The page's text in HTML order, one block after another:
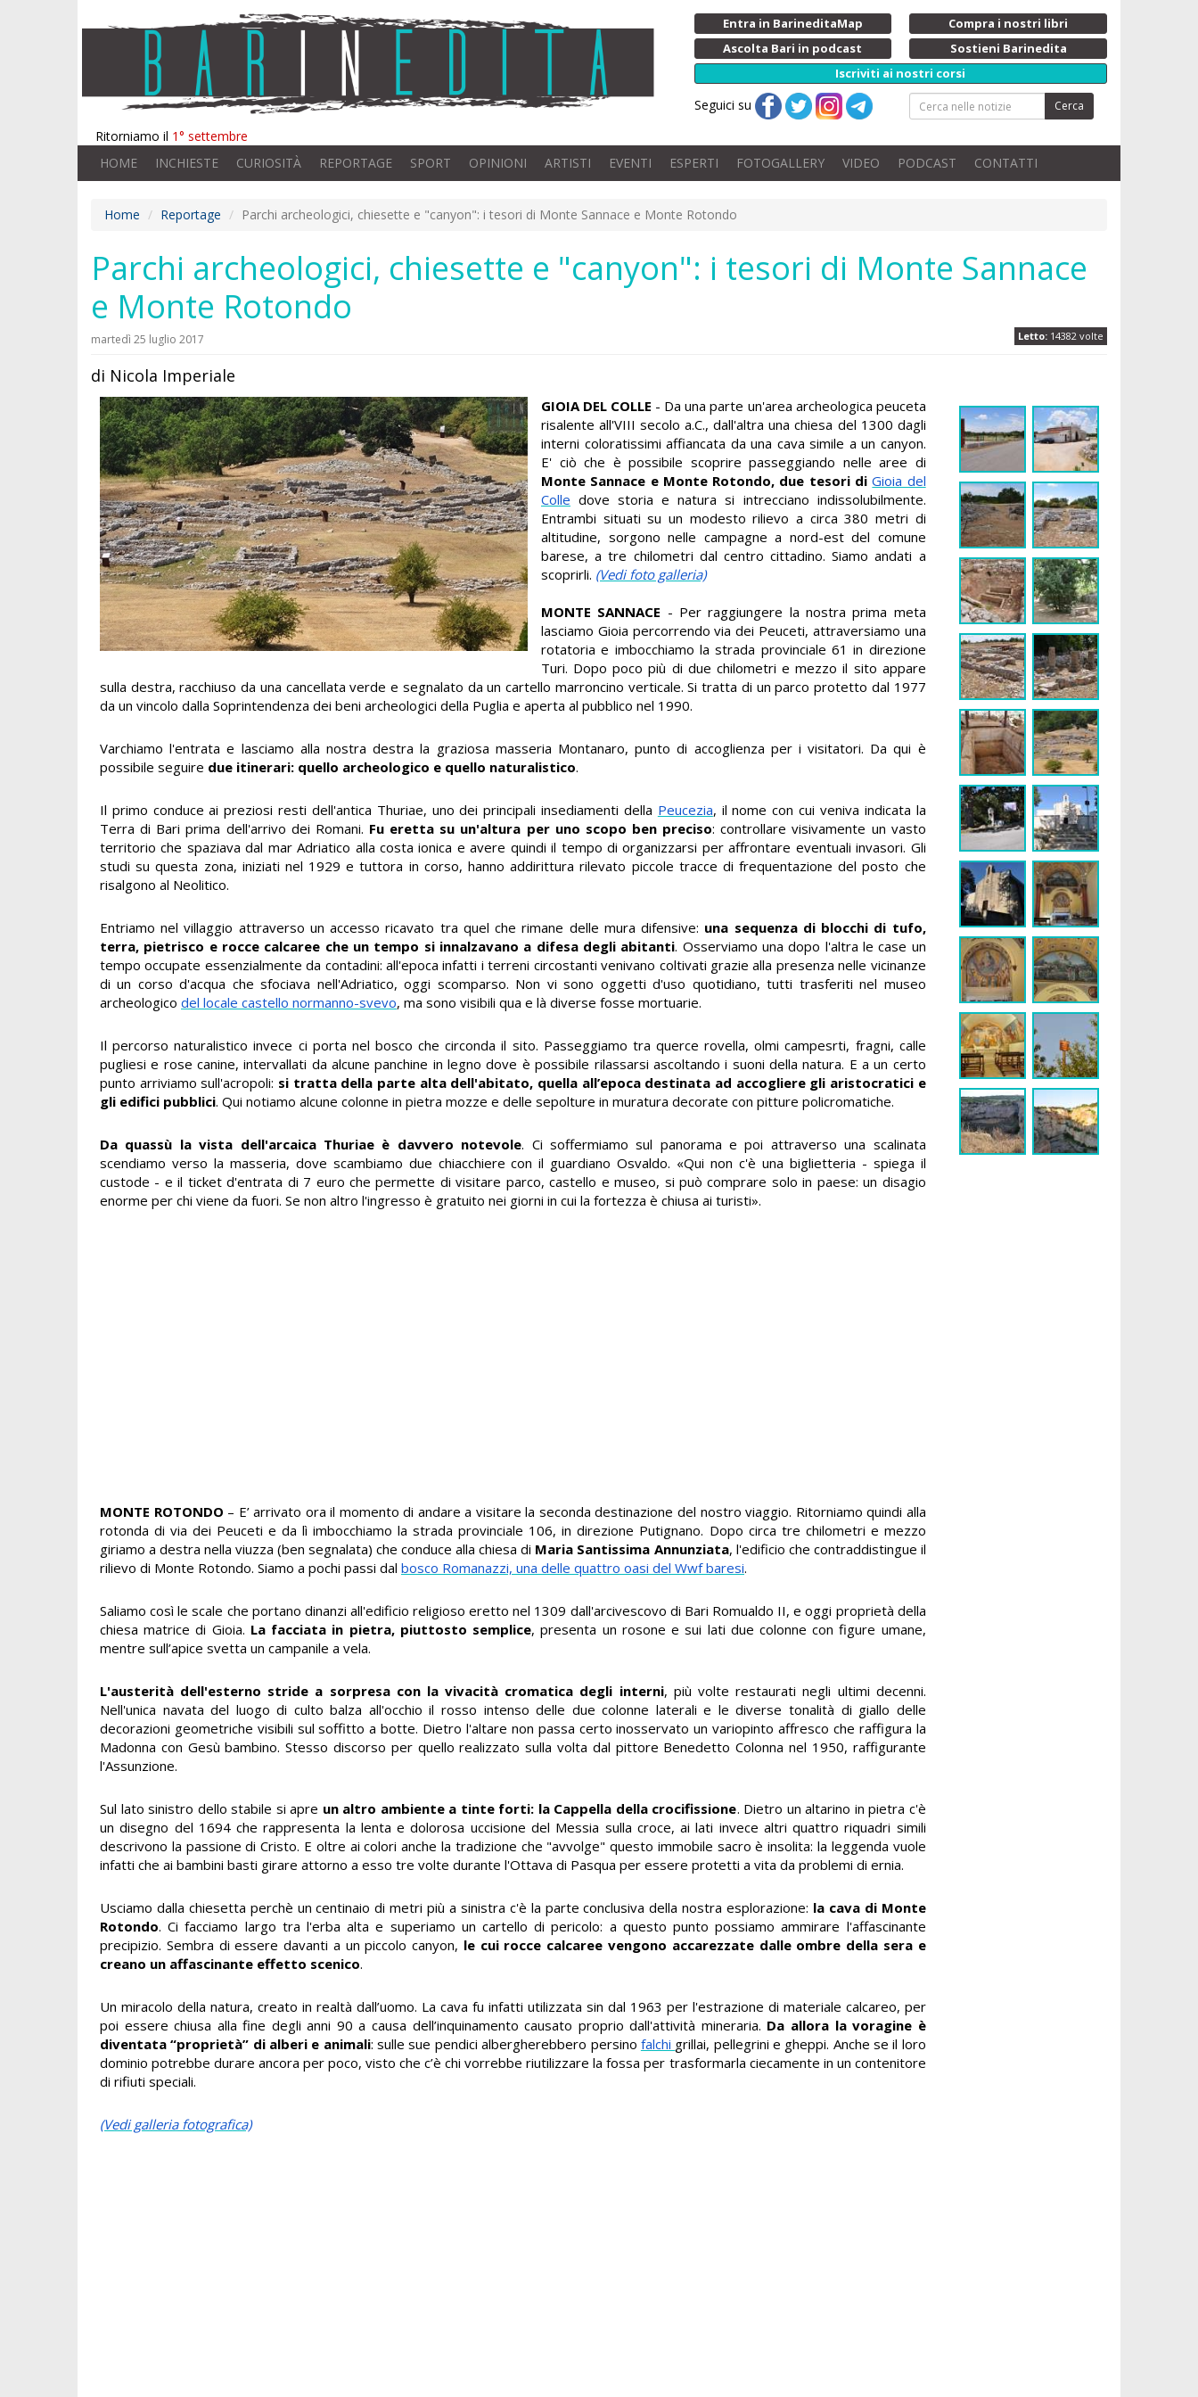
Ritorniamo il 1° settembre
Entra in BarineditaMap
Compra i nostri libri
Ascolta Bari in podcast
Sostieni Barinedita
Iscriviti ai nostri corsi
Seguici su Cerca
HOME INCHIESTE CURIOSITÀ REPORTAGE SPORT OPINIONI ARTISTI EVENTI ESPERTI FOTOGALLERY VIDEO PODCAST CONTATTI
Home Reportage Parchi archeologici, chiesette e "canyon": i tesori di Monte Sannace e Monte Rotondo
Parchi archeologici, chiesette e "canyon": i tesori di Monte Sannace
e Monte Rotondo
Letto: 14382 volte
martedì 25 luglio 2017
di Nicola Imperiale
GIOIA DEL COLLE - Da una parte un'area archeologica peuceta
risalente all'VIII secolo a.C., dall'altra una chiesa del 1300 dagli
interni coloratissimi affiancata da una cava simile a un canyon.
E' ciò che è possibile scoprire passeggiando nelle aree di
Monte Sannace e Monte Rotondo, due tesori diGioia del
Colle dove storia e natura si intrecciano indissolubilmente.
Entrambi situati su un modesto rilievo a circa 380 metri di
altitudine, sorgono nelle campagne a nord-est del comune
barese, a tre chilometri dal centro cittadino. Siamo andati a
scoprirli. (Vedi foto galleria)
MONTE SANNACE - Per raggiungere la nostra prima meta
lasciamo Gioia percorrendo via dei Peuceti, attraversiamo una
rotatoria e imbocchiamo la strada provinciale 61 in direzione
Turi. Dopo poco più di due chilometri e mezzo il sito appare
sulla destra, racchiuso da una cancellata verde e segnalato da un cartello marroncino verticale. Si tratta di un parco protetto dal 1977
da un vincolo dalla Soprintendenza dei beni archeologici della Puglia e aperta al pubblico nel 1990.
Varchiamo l'entrata e lasciamo alla nostra destra la graziosa masseria Montanaro, punto di accoglienza per i visitatori. Da qui è
possibile seguire due itinerari: quello archeologico e quello naturalistico.
Il primo conduce ai preziosi resti dell'antica Thuriae, uno dei principali insediamenti della Peucezia, il nome con cui veniva indicata la
Terra di Bari prima dell'arrivo dei Romani. Fu eretta su un'altura per uno scopo ben preciso: controllare visivamente un vasto
territorio che spaziava dal mar Adriatico alla costa ionica e avere quindi il tempo di organizzarsi per affrontare eventuali invasori. Gli
studi su questa zona, iniziati nel 1929 e tuttora in corso, hanno addirittura rilevato piccole tracce di frequentazione del posto che
risalgono al Neolitico.
Entriamo nel villaggio attraverso un accesso ricavato tra quel che rimane delle mura difensive: una sequenza di blocchi di tufo,
terra, pietrisco e rocce calcaree che un tempo si innalzavano a difesa degli abitanti. Osserviamo una dopo l'altra le case un
tempo occupate essenzialmente da contadini: all'epoca infatti i terreni circostanti venivano coltivati grazie alla presenza nelle vicinanze
di un corso d'acqua che sfociava nell'Adriatico, oggi scomparso. Non vi sono oggetti d'uso quotidiano, tutti trasferiti nel museo
archeologico del locale castello normanno-svevo, ma sono visibili qua e là diverse fosse mortuarie.
Il percorso naturalistico invece ci porta nel bosco che circonda il sito. Passeggiamo tra querce rovella, olmi campesrti, fragni, calle
pugliesi e rose canine, intervallati da alcune panchine in legno dove è possibile rilassarsi ascoltando i suoni della natura. E a un certo
punto arriviamo sull'acropoli: si tratta della parte alta dell'abitato, quella all’epoca destinata ad accogliere gli aristocratici e
gli edifici pubblici. Qui notiamo alcune colonne in pietra mozze e delle sepolture in muratura decorate con pitture policromatiche.
Da quassù la vista dell'arcaica Thuriae è davvero notevole. Ci soffermiamo sul panorama e poi attraverso una scalinata
scendiamo verso la masseria, dove scambiamo due chiacchiere con il guardiano Osvaldo. «Qui non c'è una biglietteria - spiega il
custode - e il ticket d'entrata di 7 euro che permette di visitare parco, castello e museo, si può comprare solo in paese: un disagio
enorme per chi viene da fuori. Se non altro l'ingresso è gratuito nei giorni in cui la fortezza è chiusa ai turisti».
MONTE ROTONDO – E’ arrivato ora il momento di andare a visitare la seconda destinazione del nostro viaggio. Ritorniamo quindi alla
rotonda di via dei Peuceti e da lì imbocchiamo la strada provinciale 106, in direzione Putignano. Dopo circa tre chilometri e mezzo
giriamo a destra nella viuzza (ben segnalata) che conduce alla chiesa di Maria Santissima Annunziata, l'edificio che contraddistingue il
rilievo di Monte Rotondo. Siamo a pochi passi dal bosco Romanazzi, una delle quattro oasi del Wwf baresi.
Saliamo così le scale che portano dinanzi all'edificio religioso eretto nel 1309 dall'arcivescovo di Bari Romualdo II, e oggi proprietà della
chiesa matrice di Gioia. La facciata in pietra, piuttosto semplice, presenta un rosone e sui lati due colonne con figure umane,
mentre sull’apice svetta un campanile a vela.
L'austerità dell'esterno stride a sorpresa con la vivacità cromatica degli interni, più volte restaurati negli ultimi decenni.
Nell'unica navata del luogo di culto balza all'occhio il rosso intenso delle due colonne laterali e le diverse tonalità di giallo delle
decorazioni geometriche visibili sul soffitto a botte. Dietro l'altare non passa certo inosservato un variopinto affresco che raffigura la
Madonna con Gesù bambino. Stesso discorso per quello realizzato sulla volta dal pittore Benedetto Colonna nel 1950, raffigurante
l'Assunzione.
Sul lato sinistro dello stabile si apre un altro ambiente a tinte forti: la Cappella della crocifissione. Dietro un altarino in pietra c'è
un disegno del 1694 che rappresenta la lenta e dolorosa uccisione del Messia sulla croce, ai lati invece altri quattro riquadri simili
descrivono la passione di Cristo. E oltre ai colori anche la tradizione che "avvolge" questo immobile sacro è insolita: la leggenda vuole
infatti che ai bambini basti girare attorno a esso tre volte durante l'Ottava di Pasqua per essere protetti a vita da problemi di ernia.
Usciamo dalla chiesetta perchè un centinaio di metri più a sinistra c'è la parte conclusiva della nostra esplorazione: la cava di Monte
Rotondo. Ci facciamo largo tra l'erba alta e superiamo un cartello di pericolo: a questo punto possiamo ammirare l'affascinante
precipizio. Sembra di essere davanti a un piccolo canyon, le cui rocce calcaree vengono accarezzate dalle ombre della sera e
creano un affascinante effetto scenico.
Un miracolo della natura, creato in realtà dall’uomo. La cava fu infatti utilizzata sin dal 1963 per l'estrazione di materiale calcareo, per
poi essere chiusa alla fine degli anni 90 a causa dell’inquinamento causato proprio dall'attività mineraria. Da allora la voragine è
diventata “proprietà” di alberi e animali: sulle sue pendici albergherebbero persino falchi grillai, pellegrini e gheppi. Anche se il loro
dominio potrebbe durare ancora per poco, visto che c’è chi vorrebbe riutilizzare la fossa per trasformarla ciecamente in un contenitore
di rifiuti speciali.
(Vedi galleria fotografica)